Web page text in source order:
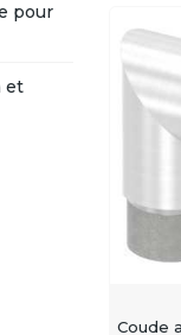
pour
et
Inox
La
Inox A4
⚠
Coude